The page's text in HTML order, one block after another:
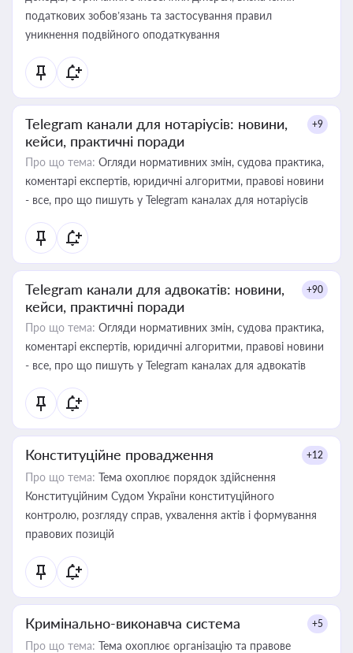
податкових зобов’язань та застосування правил
уникнення подвійного оподаткування
Telegram канали для нотаріусів: новини,
кейси, практичні поради
+9
Про що тема: Огляди нормативних змін, судова практика,
коментарі експертів, юридичні алгоритми, правові новини
- все, про що пишуть у Telegram каналах для нотаріусів
Telegram канали для адвокатів: новини,
кейси, практичні поради
+90
Про що тема: Огляди нормативних змін, судова практика,
коментарі експертів, юридичні алгоритми, правові новини
- все, про що пишуть у Telegram каналах для адвокатів
Конституційне провадження +12
Про що тема: Тема охоплює порядок здійснення
Конституційним Судом України конституційного
контролю, розгляду справ, ухвалення актів і формування
правових позицій
Кримінально-виконавча система +5
Про що тема: Тема охоплює організацію та правове